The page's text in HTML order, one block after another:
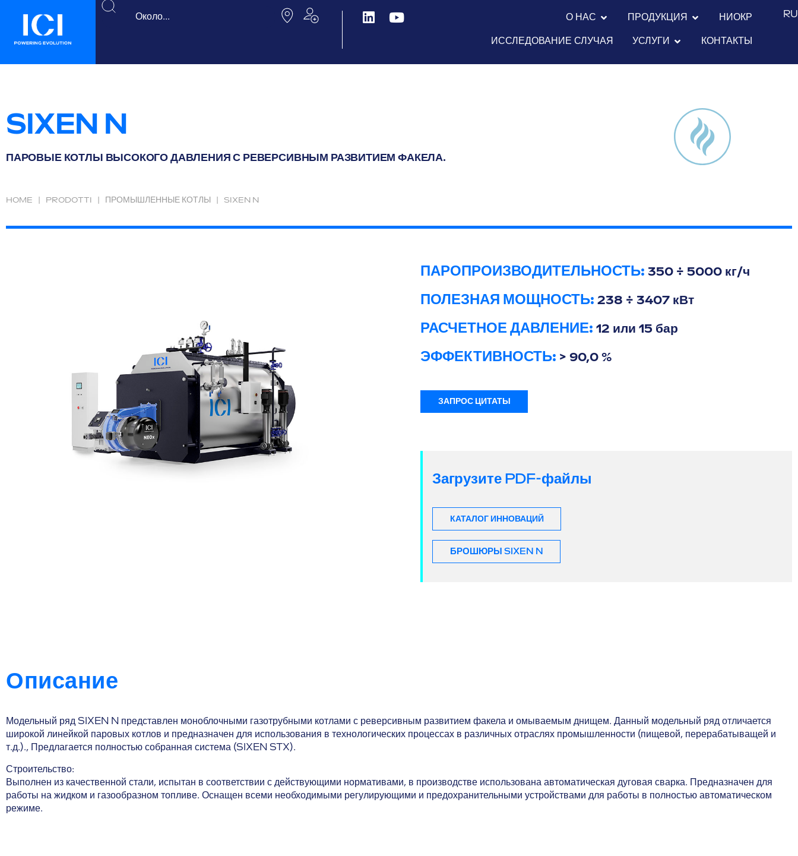
О НАС ПРОДУКЦИЯ НИОКР
ИССЛЕДОВАНИЕ СЛУЧАЯ УСЛУГИ КОНТАКТЫ
RU
SIXEN N
ПАРОВЫЕ КОТЛЫ ВЫСОКОГО ДАВЛЕНИЯ С РЕВЕРСИВНЫМ РАЗВИТИЕМ ФАКЕЛА.
HOME PRODOTTI ПРОМЫШЛЕННЫЕ КОТЛЫ SIXEN N
ПАРОПРОИЗВОДИТЕЛЬНОСТЬ: 350 ÷ 5000 кг/ч
ПОЛЕЗНАЯ МОЩНОСТЬ: 238 ÷ 3407 кВт
РАСЧЕТНОЕ ДАВЛЕНИЕ: 12 или 15 бар
ЭФФЕКТИВНОСТЬ: > 90,0 %
ЗАПРОС ЦИТАТЫ
Загрузите PDF-файлы
КАТАЛОГ ИННОВАЦИЙ
БРОШЮРЫ SIXEN N
Описание
Модельный ряд SIXEN N представлен моноблочными газотрубными котлами с реверсивным развитием факела и омываемым днищем. Данный модельный ряд отличается
широкой линейкой паровых котлов и предназначен для использования в технологических процессах в различных отраслях промышленности (пищевой, перерабатыващей и
т.д.)., Предлагается полностью собранная система (SIXEN STX).
Строительство:
Выполнен из качественной стали, испытан в соответствии с действующими нормативами, в производстве использована автоматическая дуговая сварка. Предназначен для
работы на жидком и газообразном топливе. Оснащен всеми необходимыми регулирующими и предохранительными устройствами для работы в полностью автоматическом
режиме.